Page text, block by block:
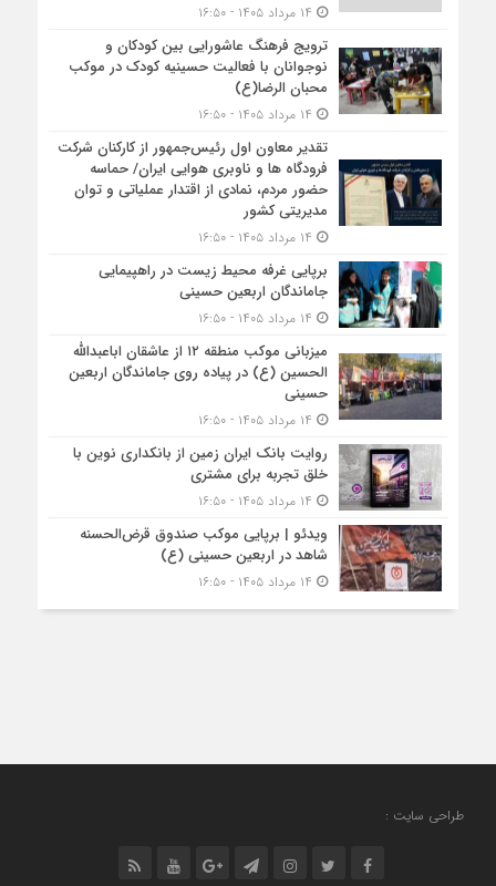
ترویج فرهنگ عاشورایی بین کودکان و
نوجوانان با فعالیت حسینیه کودک در موکب
محبان الرضا(ع)
تقدیر معاون اول رئیس‌جمهور از کارکنان شرکت
فرودگاه ها و ناوبری هوایی ایران/ حماسه
حضور مردم، نمادی از اقتدار عملیاتی و توان
مدیریتی کشور
برپایی غرفه محیط زیست در راهپیمایی
جاماندگان اربعین حسینی
میزبانی موکب منطقه ۱۲ از عاشقان اباعبدالله
الحسین (ع) در پیاده روی جاماندگان اربعین
حسینی
روایت بانک ایران زمین از بانکداری نوین با
خلق تجربه برای مشتری
ویدئو | برپایی موکب صندوق قرض‌الحسنه
شاهد در اربعین حسینی (ع)
طراحی سایت :